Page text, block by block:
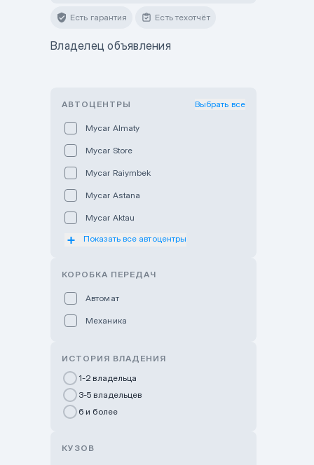
Есть гарантия Есть техотчёт
Владелец объявления
АВТОЦЕНТРЫ Выбрать все
Mycar Almaty
Mycar Store
Mycar Raiymbek
Mycar Astana
Mycar Aktau
Mycar Uralsk
GWM Nurly Zhol
Chery Astana
Показать все автоцентры
КОРОБКА ПЕРЕДАЧ
Автомат
Механика
ИСТОРИЯ ВЛАДЕНИЯ
1-2 владельца
3-5 владельцев
6 и более
КУЗОВ